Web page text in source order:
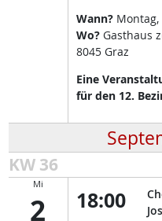
Wann?Montag,
Wo?Gasthaus
8045 Graz
Eine
für den 12.
KW 36
Mi
2 18:00